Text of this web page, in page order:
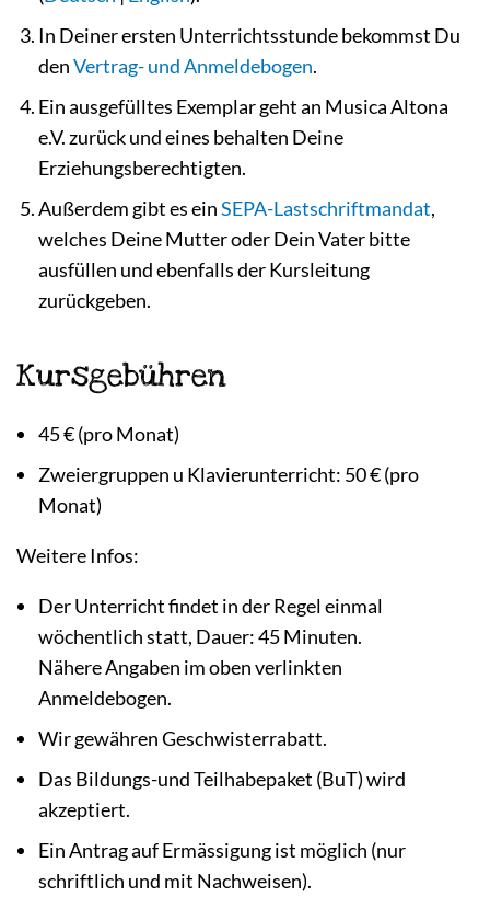
In Deiner ersten Unterrichtsstunde bekommst Du
denVertrag- und Anmeldebogen.
Ein ausgefülltes Exemplar geht an Musica Altona
e.V. zurück und eines behalten Deine
Erziehungsberechtigten.
Außerdem gibt es einSEPA-Lastschriftmandat,
welches Deine Mutter oder Dein Vater bitte
ausfüllen und ebenfalls der Kursleitung
zurückgeben.
Kursgebühren
45 € (pro Monat)
Zweiergruppen u Klavierunterricht: 50 € (pro
Monat)
Weitere Infos:
Der Unterricht findet in der Regel einmal
wöchentlich statt, Dauer: 45 Minuten.
Nähere Angaben im oben verlinkten
Anmeldebogen.
Wir gewähren Geschwisterrabatt.
Das Bildungs-und Teilhabepaket (BuT) wird
akzeptiert.
Ein Antrag auf Ermässigung ist möglich (nur
schriftlich und mit Nachweisen).